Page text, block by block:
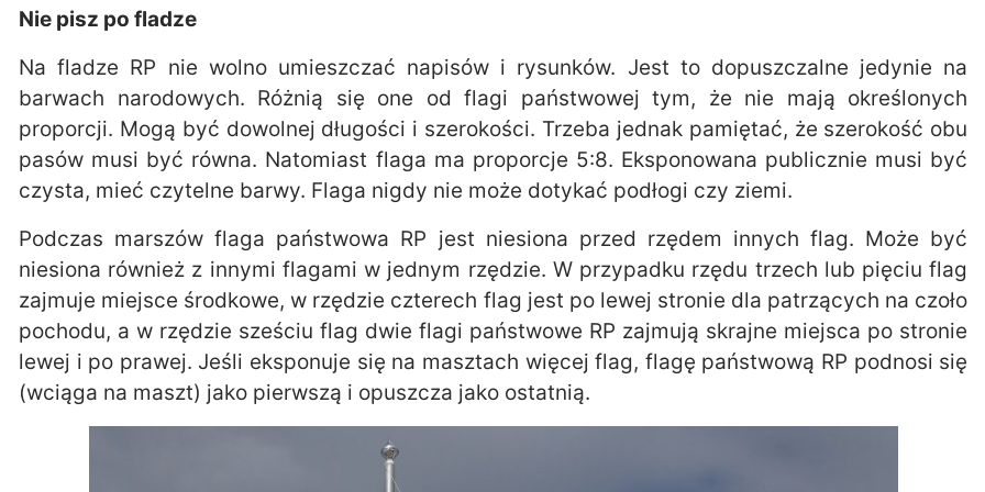
Nie pisz po fladze
Na fladze RP nie wolno umieszczać napisów i rysunków. Jest to dopuszczalne jedynie na
barwach narodowych. Różnią się one od flagi państwowej tym, że nie mają określonych
proporcji. Mogą być dowolnej długości i szerokości. Trzeba jednak pamiętać, że szerokość obu
pasów musi być równa. Natomiast flaga ma proporcje 5:8. Eksponowana publicznie musi być
czysta, mieć czytelne barwy. Flaga nigdy nie może dotykać podłogi czy ziemi.
Podczas marszów flaga państwowa RP jest niesiona przed rzędem innych flag. Może być
niesiona również z innymi flagami w jednym rzędzie. W przypadku rzędu trzech lub pięciu flag
zajmuje miejsce środkowe, w rzędzie czterech flag jest po lewej stronie dla patrzących na czoło
pochodu, a w rzędzie sześciu flag dwie flagi państwowe RP zajmują skrajne miejsca po stronie
lewej i po prawej. Jeśli eksponuje się na masztach więcej flag, flagę państwową RP podnosi się
(wciąga na maszt) jako pierwszą i opuszcza jako ostatnią.